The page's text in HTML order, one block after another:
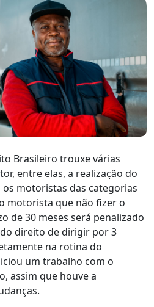
Brasileiro trouxe várias
entre elas, a realização do
motoristas das categorias
o motorista que não fizer o
de 30 meses será penalizado
direito de dirigir por 3
na rotina do
um trabalho com o
assim que houve a